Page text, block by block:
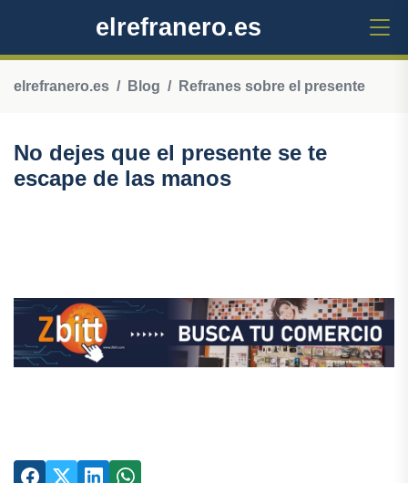
elrefranero.es
elrefranero.es Blog Refranes sobre el presente
No dejes que el presente se te
escape de las manos